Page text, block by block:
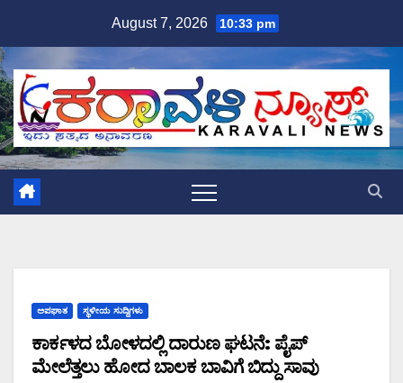
content
August 7, 2026 10:33 pm
ಅಪಘಾತ ಸ್ಥಳೀಯ ಸುದ್ದಿಗಳು
ಕಾರ್ಕಳದ ಬೋಳದಲ್ಲಿ ದಾರುಣ ಘಟನೆ: ಪೈಪ್
ಮೇಲೆತ್ತಲು ಹೋದ ಬಾಲಕ ಬಾವಿಗೆ ಬಿದ್ದು ಸಾವು